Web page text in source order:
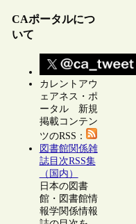
CAポータルにつ
いて
カレントアウ
ェアネス・ポ
ータル 新規
掲載コンテン
ツのRSS：
図書館関係雑
誌目次RSS集
（国内）
日本の図書
館・図書館情
報学関係情報